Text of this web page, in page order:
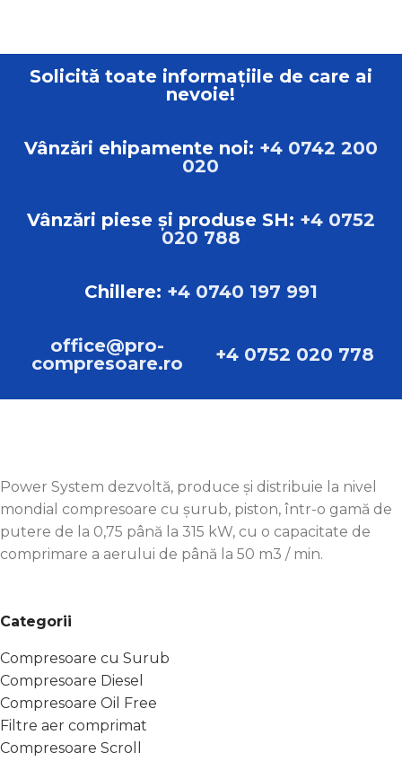
Solicită toate informațiile de care ai
nevoie!
Vânzări ehipamente noi: +4 0742 200
020
Vânzări piese și produse SH: +4 0752
020 788
Chillere: +4 0740 197 991
office@pro-
compresoare.ro
+4 0752 020 778
Power System dezvoltă, produce și distribuie la nivel
mondial compresoare cu șurub, piston, într-o gamă de
putere de la 0,75 până la 315 kW, cu o capacitate de
comprimare a aerului de până la 50 m3 / min.
Categorii
Compresoare cu Surub
Compresoare Diesel
Compresoare Oil Free
Filtre aer comprimat
Compresoare Scroll